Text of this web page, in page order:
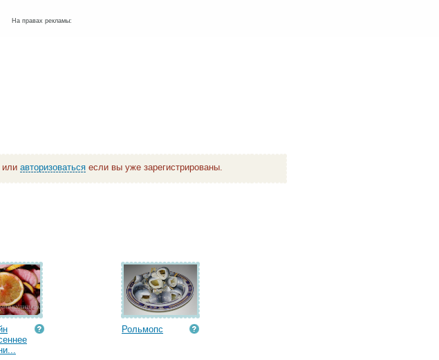
На правах рекламы:
или авторизоваться если вы уже зарегистрированы.
Рольмопс